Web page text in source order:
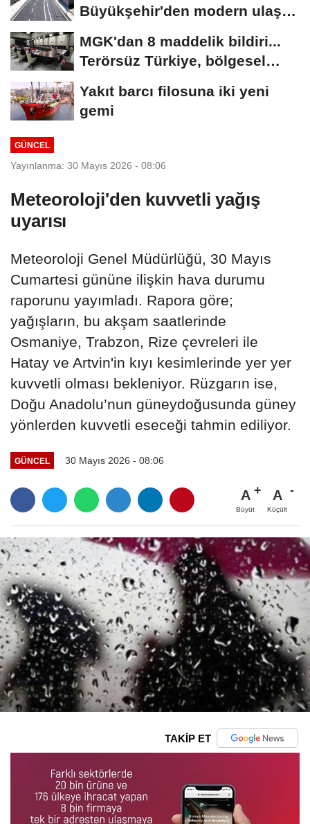
Büyükşehir'den modern ulaşım
MGK'dan 8 maddelik bildiri...
Terörsüz Türkiye, bölgesel
Yakıt barcı filosuna iki yeni
gemi
GÜNCEL
Yayınlanma: 30 Mayıs 2026 - 08:06
Meteoroloji'den kuvvetli yağış
uyarısı
Meteoroloji Genel Müdürlüğü, 30 Mayıs
Cumartesi gününe ilişkin hava durumu
raporunu yayımladı. Rapora göre;
yağışların, bu akşam saatlerinde
Osmaniye, Trabzon, Rize çevreleri ile
Hatay ve Artvin'in kıyı kesimlerinde yer yer
kuvvetli olması bekleniyor. Rüzgarın ise,
Doğu Anadolu’nun güneydoğusunda güney
yönlerden kuvvetli eseceği tahmin ediliyor.
GÜNCEL 30 Mayıs 2026 - 08:06
A
Büyüt
A
Küçült
TAKİP ET